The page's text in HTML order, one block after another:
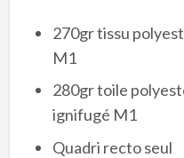
270gr tissu
M1
280gr toile
ignifugé M1
Quadri recto seul